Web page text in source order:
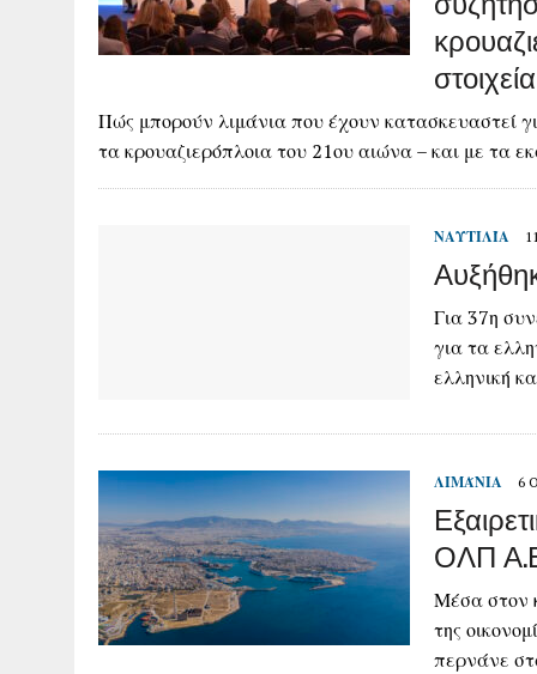
Πώς μπορούν λιμάνια που έχουν κατασκευαστεί
τα κρουαζιερόπλοια του 21ου αιώνα – και με τα
ΝΑΥΤΙΛΊΑ
Για 37η
για τα
ελληνική
ΛΙΜΆΝΙΑ 6
ΟΛΠ
Μέσα στον
της
περνάνε